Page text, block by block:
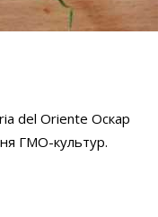
del Oriente Оскар
ГМО-культур.